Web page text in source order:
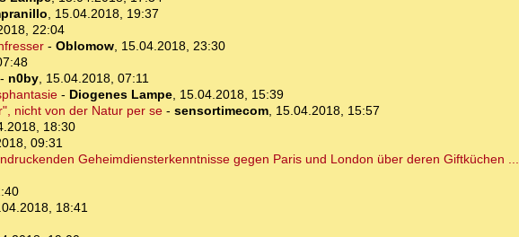
, 15.04.2018, 19:37
22:04
- Oblomow, 15.04.2018, 23:30
n0by, 15.04.2018, 07:11
- Diogenes Lampe, 15.04.2018, 15:39
nicht von der Natur per se- sensortimecom, 15.04.2018, 15:57
18:30
09:31
Geheimdiensterkenntnisse gegen Paris und London über deren Giftküchen ...
18:41